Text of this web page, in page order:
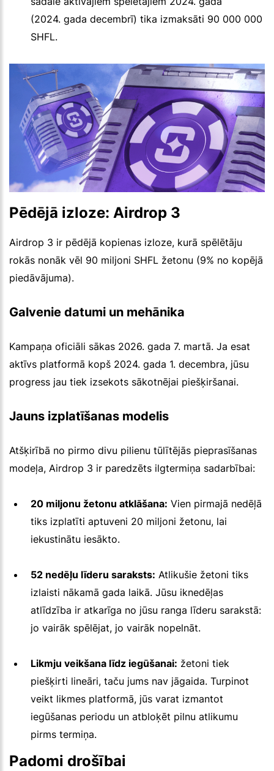
(2024. gada decembrī) tika izmaksāti 90 000 000
SHFL.
Pēdējā izloze: Airdrop 3
Airdrop 3 ir pēdējā kopienas izloze, kurā spēlētāju
rokās nonāk vēl 90 miljoni SHFL žetonu (9% no kopējā
piedāvājuma).
Galvenie datumi un mehānika
Kampaņa oficiāli sākas 2026. gada 7. martā. Ja esat
aktīvs platformā kopš 2024. gada 1. decembra, jūsu
progress jau tiek izsekots sākotnējai piešķiršanai.
Jauns izplatīšanas modelis
Atšķirībā no pirmo divu pilienu tūlītējās pieprasīšanas
modeļa, Airdrop 3 ir paredzēts ilgtermiņa sadarbībai:
20 miljonu žetonu atklāšana: Vien pirmajā nedēļā
tiks izplatīti aptuveni 20 miljoni žetonu, lai
iekustinātu iesākto.
52 nedēļu līderu saraksts: Atlikušie žetoni tiks
izlaisti nākamā gada laikā. Jūsu iknedēļas
atlīdzība ir atkarīga no jūsu ranga līderu sarakstā:
jo vairāk spēlējat, jo vairāk nopelnāt.
Likmju veikšana līdz iegūšanai: žetoni tiek
piešķirti lineāri, taču jums nav jāgaida. Turpinot
veikt likmes platformā, jūs varat izmantot
iegūšanas periodu un atbloķēt pilnu atlikumu
pirms termiņa.
Padomi drošībai